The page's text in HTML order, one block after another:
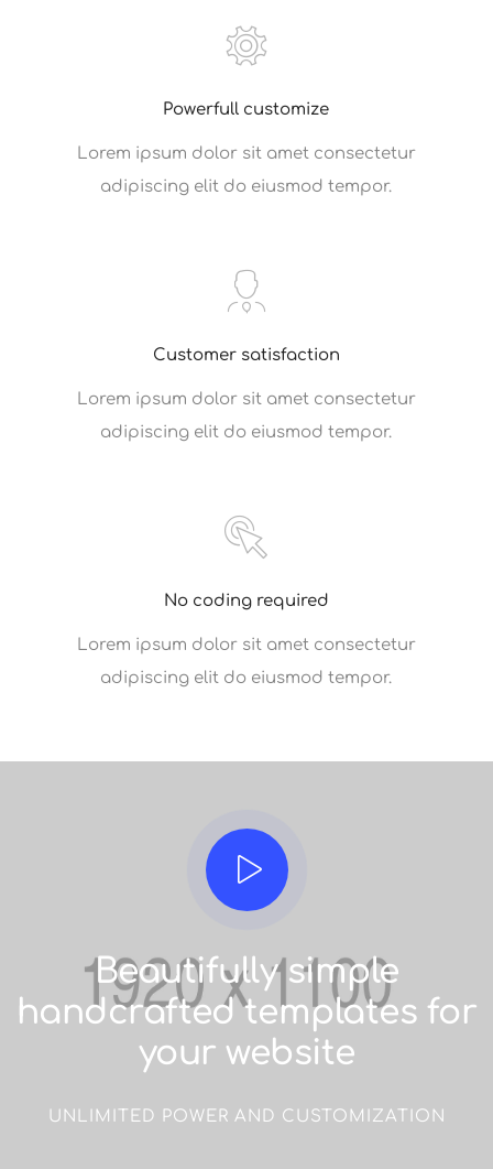
Powerfull customize
Lorem ipsum dolor sit amet consectetur
adipiscing elit do eiusmod tempor.
Customer satisfaction
Lorem ipsum dolor sit amet consectetur
adipiscing elit do eiusmod tempor.
No coding required
Lorem ipsum dolor sit amet consectetur
adipiscing elit do eiusmod tempor.
Beautifully simple
handcrafted templates for
your website
UNLIMITED POWER AND CUSTOMIZATION